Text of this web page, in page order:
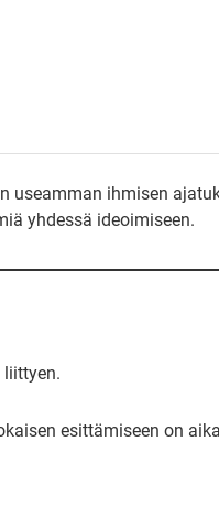
useamman ihmisen
yhdessä ideoimiseen.
esittämiseen on